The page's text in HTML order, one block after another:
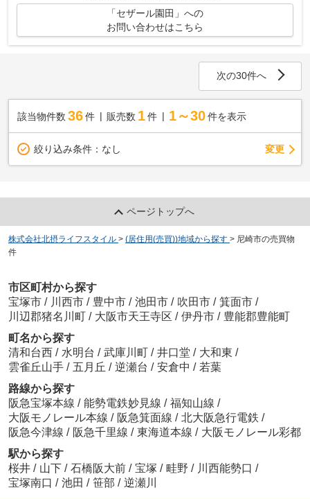
「セザール園田」への
お問い合わせはこちら
次の30件へ
該当物件数 36件 販売数 1 件 1～30 件を表示
絞り込み条件： なし 変更
ページトップへ
株式会社北摂ライフスタイル > (居住用(売買))地域から探す > 尼崎市の売買物
件
市区町村から探す
宝塚市 / 川西市 / 豊中市 / 池田市 / 吹田市 / 箕面市 /
川辺郡猪名川町 / 大阪市天王寺区 / 伊丹市 / 豊能郡豊能町
町名から探す
清和台西 / 水明台 / 武庫川町 / 井口堂 / 大和東 /
雲雀丘山手 / 五月丘 / 逆瀬台 / 安倉中 / 若葉
路線から探す
阪急宝塚本線 / 能勢電鉄妙見線 / 福知山線 /
大阪モノレール本線 / 阪急箕面線 / 北大阪急行電鉄 /
阪急今津線 / 阪急千里線 / 東海道本線 / 大阪モノレール彩都
駅から探す
桜井 / 山下 / 石橋阪大前 / 宝塚 / 畦野 / 川西能勢口 /
宝塚南口 / 池田 / 笹部 / 逆瀬川